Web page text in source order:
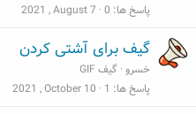
پاسخ ها 0
2021 , August 7
گیف برای آشتی کردن
خسرو گیف GIF
پاسخ ها 1
2021 , October 10